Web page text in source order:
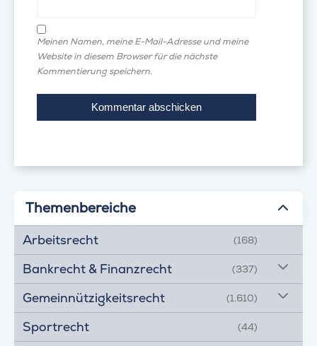
Meinen Namen, meine E-Mail-Adresse und meine
Website in diesem Browser für die nächste
Kommentierung speichern.
Themenbereiche
Arbeitsrecht (168)
Bankrecht & Finanzrecht (337)
Gemeinnützigkeitsrecht (1.610)
Sportrecht (44)